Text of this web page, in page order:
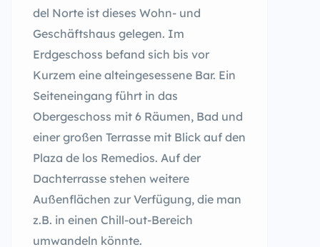
del Norte ist dieses Wohn- und
Geschäftshaus gelegen. Im
Erdgeschoss befand sich bis vor
Kurzem eine alteingesessene Bar. Ein
Seiteneingang führt in das
Obergeschoss mit 6 Räumen, Bad und
einer großen Terrasse mit Blick auf den
Plaza de los Remedios. Auf der
Dachterrasse stehen weitere
Außenflächen zur Verfügung, die man
z.B. in einen Chill-out-Bereich
umwandeln könnte.